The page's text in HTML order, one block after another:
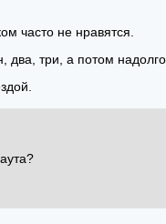
часто не нравятся.
два, три, а потом